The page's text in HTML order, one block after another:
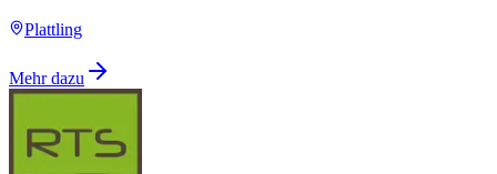
Plattling
Mehr dazu